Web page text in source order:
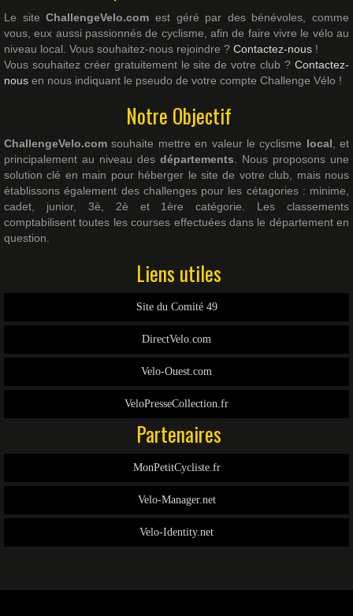
Le siteChallengeVelo.com est géré par des bénévoles, comme
vous, eux aussi passionnés de cyclisme, afin de faire vivre le vélo au
niveau local. Vous souhaitez-nous rejoindre ? Contactez-nous !
Vous souhaitez créer gratuitement le site de votre club ? Contactez-
nous en nous indiquant le pseudo de votre compte Challenge Vélo !
Notre Objectif
ChallengeVelo.com souhaite mettre en valeur le cyclisme local, et
principalement au niveau des départements. Nous proposons une
solution clé en main pour héberger le site de votre club, mais nous
établissons également des challenges pour les cétagories : minime,
cadet, junior, 3è, 2è et 1ère catégorie. Les classements
comptabilisent toutes les courses effectuées dans le département en
question.
Liens utiles
Site du Comité 49
DirectVelo.com
Velo-Ouest.com
VeloPresseCollection.fr
Partenaires
MonPetitCycliste.fr
Velo-Manager.net
Velo-Identity.net